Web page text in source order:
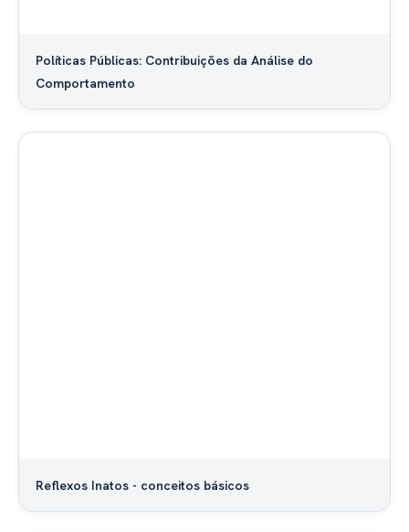
Políticas Públicas: Contribuições da Análise do
Comportamento
Reflexos Inatos - conceitos básicos